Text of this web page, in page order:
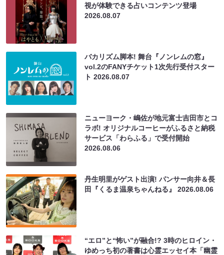
視が体験できる占いコンテンツ登場
2026.08.07
バカリズム脚本! 舞台『ノンレムの窓』
vol.2のFANYチケット1次先行受付スター
ト2026.08.07
ニューヨーク・嶋佐が地元富士吉田市とコ
ラボ! オリジナルコーヒーがふるさと納税
サービス「わらふる」で受付開始
2026.08.06
丹生明里がゲスト出演! パンサー向井＆長
田『くるま温泉ちゃんねる』2026.08.06
“エロ”と“怖い”が融合!? 3時のヒロイン・
ゆめっち初の著書は心霊エッセイ本「幽霊